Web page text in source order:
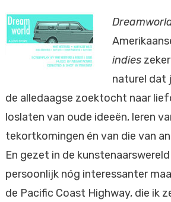
indies
naturel dat
de alledaagse zoektocht naar
loslaten van oude ideeën, leren
tekortkomingen én van die van
En gezet in de
persoonlijk nóg interessanter
de Pacific Coast Highway, die ik